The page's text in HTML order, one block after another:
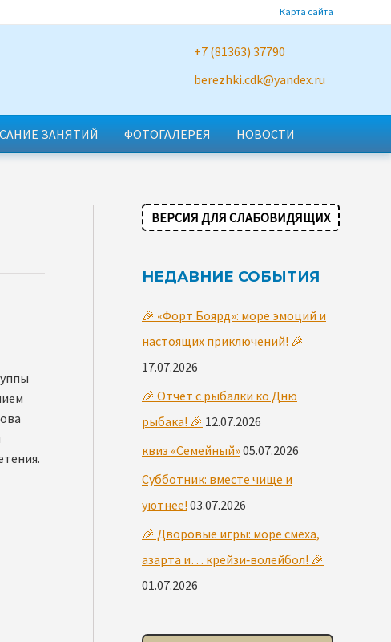
Карта сайта
+7 (81363) 37790
berezhki.cdk@yandex.ru
ЗАНЯТИЙ ФОТОГАЛЕРЕЯ НОВОСТИ
ВЕРСИЯ ДЛЯ СЛАБОВИДЯЩИХ
НЕДАВНИЕ СОБЫТИЯ
🎉 «Форт Боярд»: море эмоций и
настоящих приключений! 🎉
17.07.2026
🎉 Отчёт с рыбалки ко Дню
рыбака! 🎉 12.07.2026
квиз «Семейный»05.07.2026
Субботник: вместе чище и
уютнее! 03.07.2026
🎉 Дворовые игры: море смеха,
азарта и… крейзи‑волейбол! 🎉
01.07.2026